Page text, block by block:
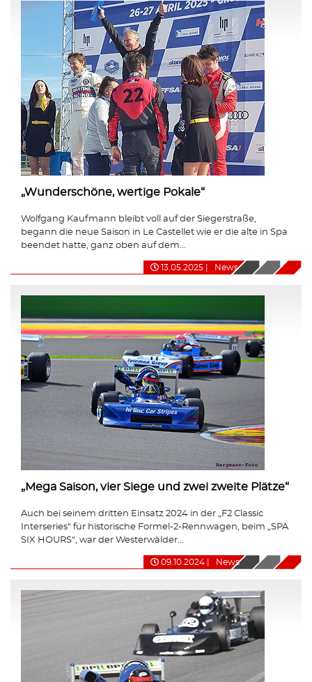
„Wunderschöne, wertige Pokale“
Wolfgang Kaufmann bleibt voll auf der Siegerstraße,
begann die neue Saison in Le Castellet wie er die alte in Spa
beendet hatte, ganz oben auf dem...
13.05.2025 News
„Mega Saison, vier Siege und zwei zweite Plätze“
Auch bei seinem dritten Einsatz 2024 in der „F2 Classic
Interseries“ für historische Formel-2-Rennwagen, beim „SPA
SIX HOURS“, war der Westerwälder...
09.10.2024 News